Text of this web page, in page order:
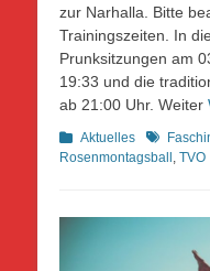
zur Narhalla. Bitte
Trainingszeiten. In
Prunksitzungen am
19:33 und die
ab 21:00 Uhr. Weiter
Kategorien
Aktuelles
Rosenmontagsball , TVO